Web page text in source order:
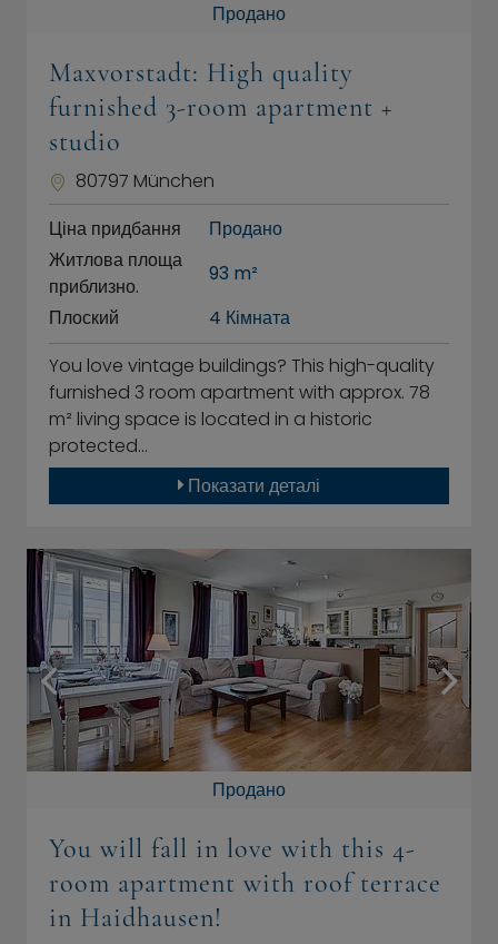
Продано
Maxvorstadt: High quality
furnished 3-room apartment +
studio
80797 München
Ціна придбання
Продано
Житлова площа
приблизно.
93 m²
Плоский
4 Кімната
You love vintage buildings? This high-quality
furnished 3 room apartment with approx. 78
m² living space is located in a historic
protected…
Показати деталі
Продано
You will fall in love with this 4-
room apartment with roof terrace
in Haidhausen!